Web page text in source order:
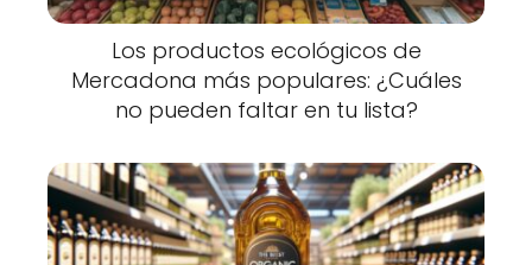
Los productos ecológicos de
Mercadona más populares: ¿Cuáles
no pueden faltar en tu lista?